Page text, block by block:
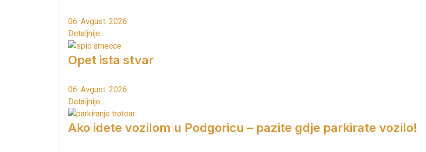
06. Avgust. 2026.
Detaljnije...
Opet ista stvar
06. Avgust. 2026.
Detaljnije...
Ako idete vozilom u Podgoricu – pazite gdje parkirate vozilo!